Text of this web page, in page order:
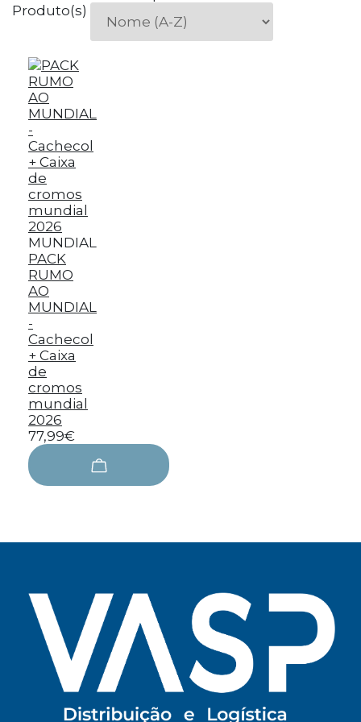
Produto(s)
MUNDIAL
PACK
RUMO
AO
MUNDIAL
-
Cachecol
+ Caixa
de
cromos
mundial
2026
77,99€